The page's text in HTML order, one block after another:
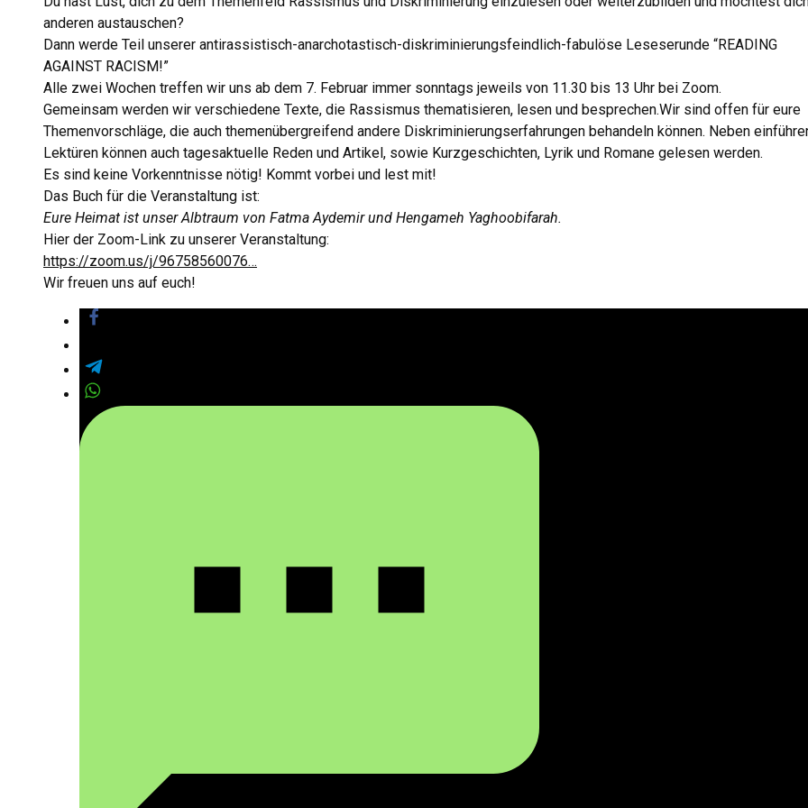
anderen austauschen?
Dann werde Teil unserer antirassistisch-anarchotastisch-diskriminierungsfeindlich-fabulöse Leseserunde “READING
AGAINST RACISM!”
Alle zwei Wochen treffen wir uns ab dem 7. Februar immer sonntags jeweils von 11.30 bis 13 Uhr bei Zoom.
Gemeinsam werden wir verschiedene Texte, die Rassismus thematisieren, lesen und besprechen.Wir sind offen für eure
Themenvorschläge, die auch themenübergreifend andere Diskriminierungserfahrungen behandeln können. Neben
Lektüren können auch tagesaktuelle Reden und Artikel, sowie Kurzgeschichten, Lyrik und Romane gelesen werden.
Es sind keine Vorkenntnisse nötig! Kommt vorbei und lest mit!
Das Buch für die Veranstaltung ist:
Eure Heimat ist unser Albtraum von Fatma Aydemir und Hengameh Yaghoobifarah.
Hier der Zoom-Link zu unserer Veranstaltung:
https://zoom.us/j/96758560076…
Wir freuen uns auf euch!